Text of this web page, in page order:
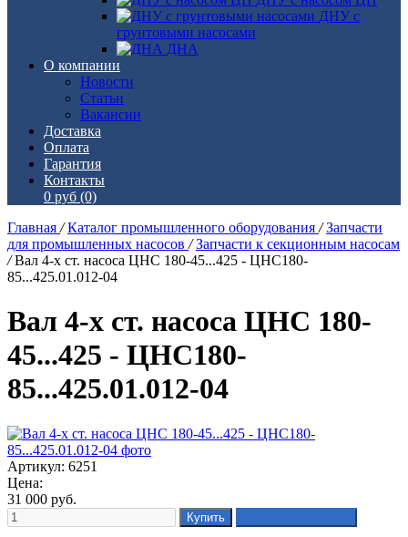
ДНУ с
грунтовыми насосами
ДНА
О компании
Новости
Статьи
Вакансии
Доставка
Оплата
Гарантия
Контакты
0 руб (0)
Главная / Каталог промышленного оборудования / Запчасти
для промышленных насосов / Запчасти к секционным насосам
/ Вал 4-х ст. насоса ЦНС 180-45...425 - ЦНС180-
85...425.01.012-04
Вал 4-х ст. насоса ЦНС 180-
45...425 - ЦНС180-
85...425.01.012-04
Артикул: 6251
Цена:
31 000 руб.